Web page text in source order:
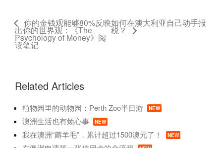
你的金钱观能够80%反映
出你的世界观：《The
Psychology of Money》阅
读笔记
如何在澳大利亚自己动手报
税？
Related Articles
植物园里的动物园：Perth Zoo半日游 NEW
澳洲生活也有烦心事 NEW
我在澳洲“薅羊毛”，累计超过1500澳元了！ NEW